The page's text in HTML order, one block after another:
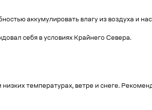
аккумулировать влагу из воздуха и
себя в условиях Крайнего Севера.
температурах, ветре и снеге.